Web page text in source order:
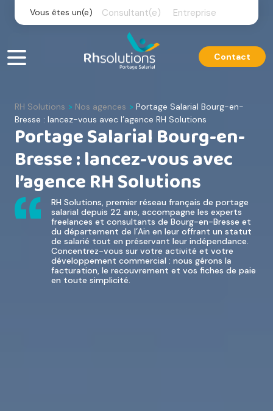
Vous êtes un(e) Consultant(e) Entreprise
Contact
RH Solutions > Nos agences > Portage Salarial Bourg-en-
Bresse : lancez-vous avec l’agence RH Solutions
Portage Salarial Bourg-en-
Bresse : lancez-vous avec
l’agence RH Solutions
RH Solutions, premier réseau français de portage
salarial depuis 22 ans, accompagne les experts
freelances et consultants de Bourg-en-Bresse et
du département de l’Ain en leur offrant un statut
de salarié tout en préservant leur indépendance.
Concentrez-vous sur votre activité et votre
développement commercial : nous gérons la
facturation, le recouvrement et vos fiches de paie
en toute simplicité.